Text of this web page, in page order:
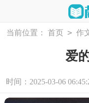
当前位置： 首页 > 作
爱
时间：2025-03-06